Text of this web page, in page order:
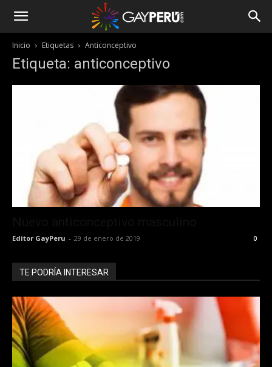
Inicio Etiquetas Anticonceptivo
Etiqueta: anticonceptivo
Editor GayPeru - 29 de enero de 2019 0
TE PODRÍA INTERESAR